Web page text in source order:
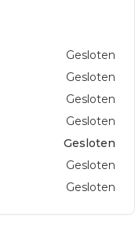
Gesloten
Gesloten
Gesloten
Gesloten
Gesloten
Gesloten
Gesloten